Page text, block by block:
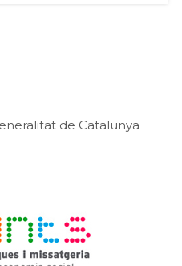
de Catalunya